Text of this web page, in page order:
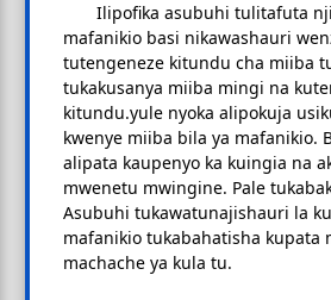
Ilipofika asubuhi tulitafuta
mafanikio basi nikawashauri
tutengeneze kitundu cha miiba
tukakusanya miiba mingi na
kitundu.yule nyoka alipokuja
kwenye miiba bila ya mafanikio.
alipata kaupenyo ka kuingia na
mwenetu mwingine. Pale
Asubuhi tukawatunajishauri la
mafanikio tukabahatisha kupata
machache ya kula tu.